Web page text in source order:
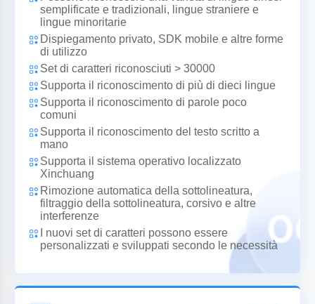
semplificate e tradizionali, lingue straniere e
lingue minoritarie
Dispiegamento privato, SDK mobile e altre forme
di utilizzo
Set di caratteri riconosciuti > 30000
Supporta il riconoscimento di più di dieci lingue
Supporta il riconoscimento di parole poco
comuni
Supporta il riconoscimento del testo scritto a
mano
Supporta il sistema operativo localizzato
Xinchuang
Rimozione automatica della sottolineatura,
filtraggio della sottolineatura, corsivo e altre
interferenze
I nuovi set di caratteri possono essere
personalizzati e sviluppati secondo le necessità